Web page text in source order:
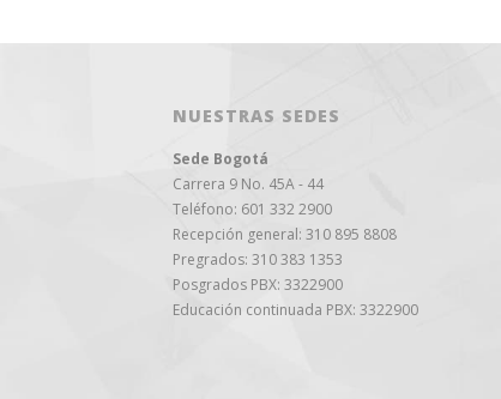
NUESTRAS SEDES
Sede Bogotá
Carrera 9 No. 45A - 44
Teléfono: 601 332 2900
Recepción general: 310 895 8808
Pregrados: 310 383 1353
Posgrados PBX: 3322900
Educación continuada PBX: 3322900